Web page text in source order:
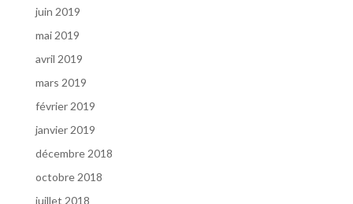
juin 2019
mai 2019
avril 2019
mars 2019
février 2019
janvier 2019
décembre 2018
octobre 2018
juillet 2018